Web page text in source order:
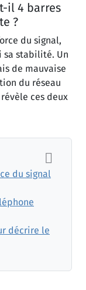
il 4 barres
?
du signal,
sa stabilité. Un
de mauvaise
du réseau
ces deux
du signal
décrire le